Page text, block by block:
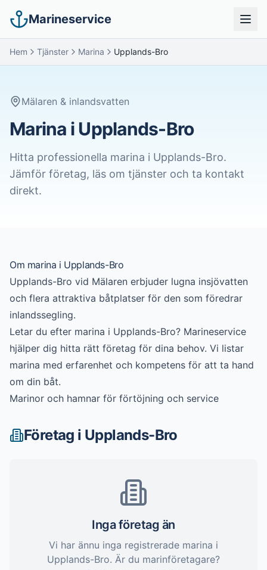
Marineservice
Hem Tjänster Marina Upplands-Bro
Mälaren & inlandsvatten
Marina i Upplands-Bro
Hitta professionella marina i Upplands-Bro.
Jämför företag, läs om tjänster och ta kontakt
direkt.
Om marina i Upplands-Bro
Upplands-Bro vid Mälaren erbjuder lugna insjövatten
och flera attraktiva båtplatser för den som föredrar
inlandssegling.
Letar du efter marina i Upplands-Bro? Marineservice
hjälper dig hitta rätt företag för dina behov. Vi listar
marina med erfarenhet och kompetens för att ta hand
om din båt.
Marinor och hamnar för förtöjning och service
Företag i Upplands-Bro
Inga företag än
Vi har ännu inga registrerade marina i
Upplands-Bro. Är du marinföretagare?